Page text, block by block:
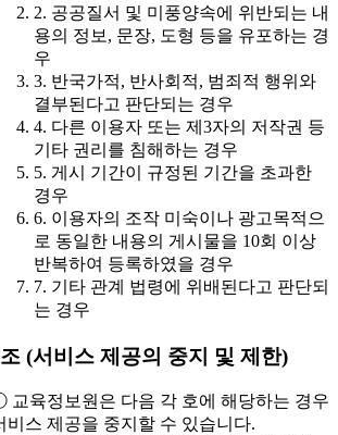
2. 공공질서 및 미풍양속에 위반되는 내
용의 정보, 문장, 도형 등을 유포하는 경
우
3. 반국가적, 반사회적, 범죄적 행위와
결부된다고 판단되는 경우
4. 다른 이용자 또는 제3자의 저작권 등
기타 권리를 침해하는 경우
5. 게시 기간이 규정된 기간을 초과한
경우
6. 이용자의 조작 미숙이나 광고목적으
로 동일한 내용의 게시물을 10회 이상
반복하여 등록하였을 경우
7. 기타 관계 법령에 위배된다고 판단되
는 경우
(서비스 제공의 중지 및 제한)
교육정보원은 다음 각 호에 해당하는 경우
비스 제공을 중지할 수 있습니다.